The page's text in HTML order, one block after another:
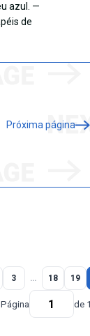
Próxima página
3 … 18 19
Página de